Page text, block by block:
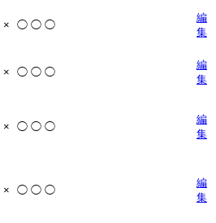
× ◯ ◯ ◯
編
集
× ◯ ◯ ◯
編
集
× ◯ ◯ ◯
編
集
× ◯ ◯ ◯
編
集